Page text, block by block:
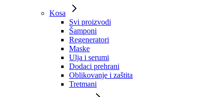
Kosa
Svi proizvodi
Šamponi
Regeneratori
Maske
Ulja i serumi
Dodaci prehrani
Oblikovanje i zaštita
Tretmani